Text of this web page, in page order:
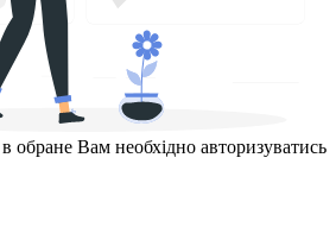
обране Вам необхідно авторизуватись